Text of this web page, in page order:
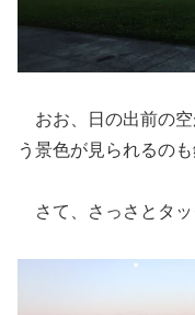
おお、日の出前の空
う景色が見られるの
さて、さっさとタッ